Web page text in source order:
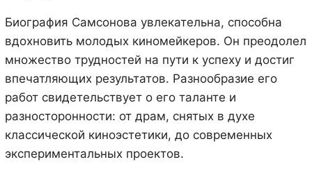
Биография Самсонова увлекательна, способна
вдохновить молодых киномейкеров. Он преодолел
множество трудностей на пути к успеху и достиг
впечатляющих результатов. Разнообразие его
работ свидетельствует о его таланте и
разносторонности: от драм, снятых в духе
классической киноэстетики, до современных
экспериментальных проектов.